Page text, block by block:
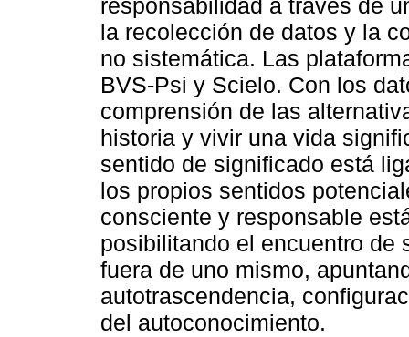
responsabilidad a través de
la recolección de datos y la
no sistemática. Las
BVS-Psi y Scielo. Con los
comprensión de las
historia y vivir una vida
sentido de significado está
los propios sentidos
consciente y responsable
posibilitando el encuentro de
fuera de uno mismo,
autotrascendencia,
del autoconocimiento.